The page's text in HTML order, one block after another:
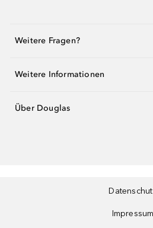
Weitere Fragen?
Weitere Informationen
Über Douglas
Impressum